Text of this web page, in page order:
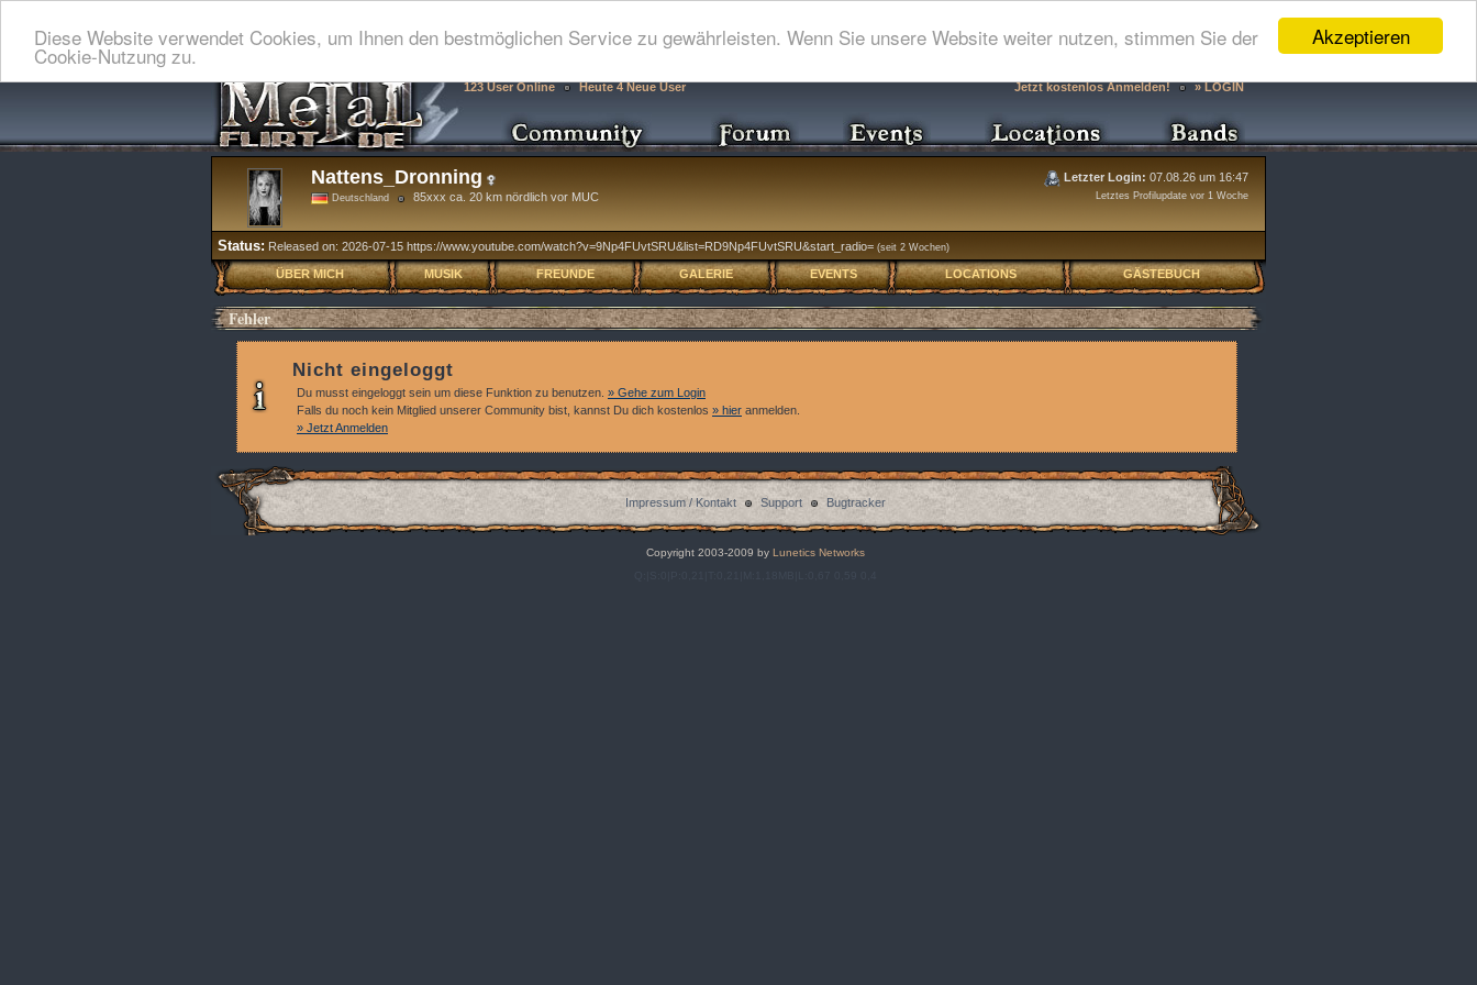
Akzeptieren
Diese Website verwendet Cookies, um Ihnen den bestmöglichen Service zu gewährleisten. Wenn Sie unsere Website weiter nutzen, stimmen Sie der
Cookie-Nutzung zu.
123 User Online Heute 4 Neue User Jetzt kostenlos Anmelden! » LOGIN
Nattens_Dronning
Deutschland 85xxx ca. 20 km nördlich vor MUC
Letzter Login: 07.08.26 um 16:47
Letztes Profilupdate vor 1 Woche
Status: Released on: 2026-07-15 https://www.youtube.com/watch?v=9Np4FUvtSRU&list=RD9Np4FUvtSRU&start_radio= (seit 2 Wochen)
ÜBER MICH MUSIK FREUNDE GALERIE EVENTS LOCATIONS GÄSTEBUCH
Fehler
Nicht eingeloggt
Du musst eingeloggt sein um diese Funktion zu benutzen. » Gehe zum Login
Falls du noch kein Mitglied unserer Community bist, kannst Du dich kostenlos » hier anmelden.
» Jetzt Anmelden
Impressum / Kontakt Support Bugtracker
Copyright 2003-2009 byLunetics Networks